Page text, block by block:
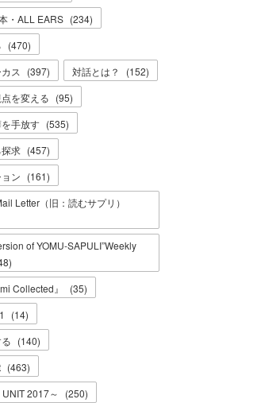
・ALL EARS (234)
(470)
ス
(397) 対話とは？ (152)
を変える (95)
手放す (535)
求 (457)
ン (161)
Letter（旧：読むサプリ）
of YOMU-SAPULI”Weekly
)
Collected』
(35)
(14)
(140)
(463)
2017～
(250)